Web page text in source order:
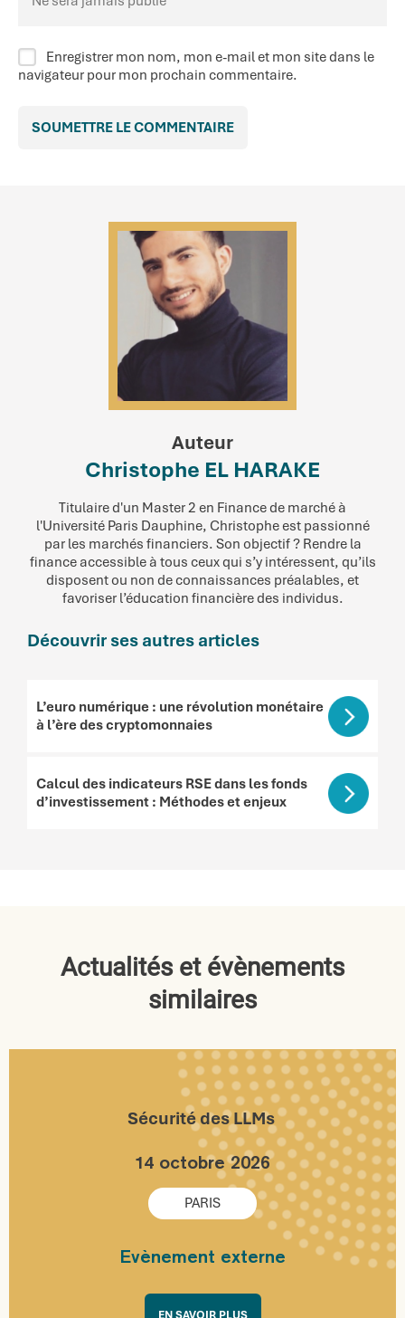
Enregistrer mon nom, mon e-mail et mon site dans le
navigateur pour mon prochain commentaire.
Auteur
Christophe EL HARAKE
Titulaire d'un Master 2 en Finance de marché à
l'Université Paris Dauphine, Christophe est passionné
par les marchés financiers. Son objectif ? Rendre la
finance accessible à tous ceux qui s’y intéressent, qu’ils
disposent ou non de connaissances préalables, et
favoriser l’éducation financière des individus.
Découvrir ses autres articles
L’euro numérique : une révolution monétaire
à l’ère des cryptomonnaies
Calcul des indicateurs RSE dans les fonds
d’investissement : Méthodes et enjeux
Actualités et évènements
similaires
Sécurité des LLMs
14 octobre 2026
PARIS
Evènement externe
EN SAVOIR PLUS